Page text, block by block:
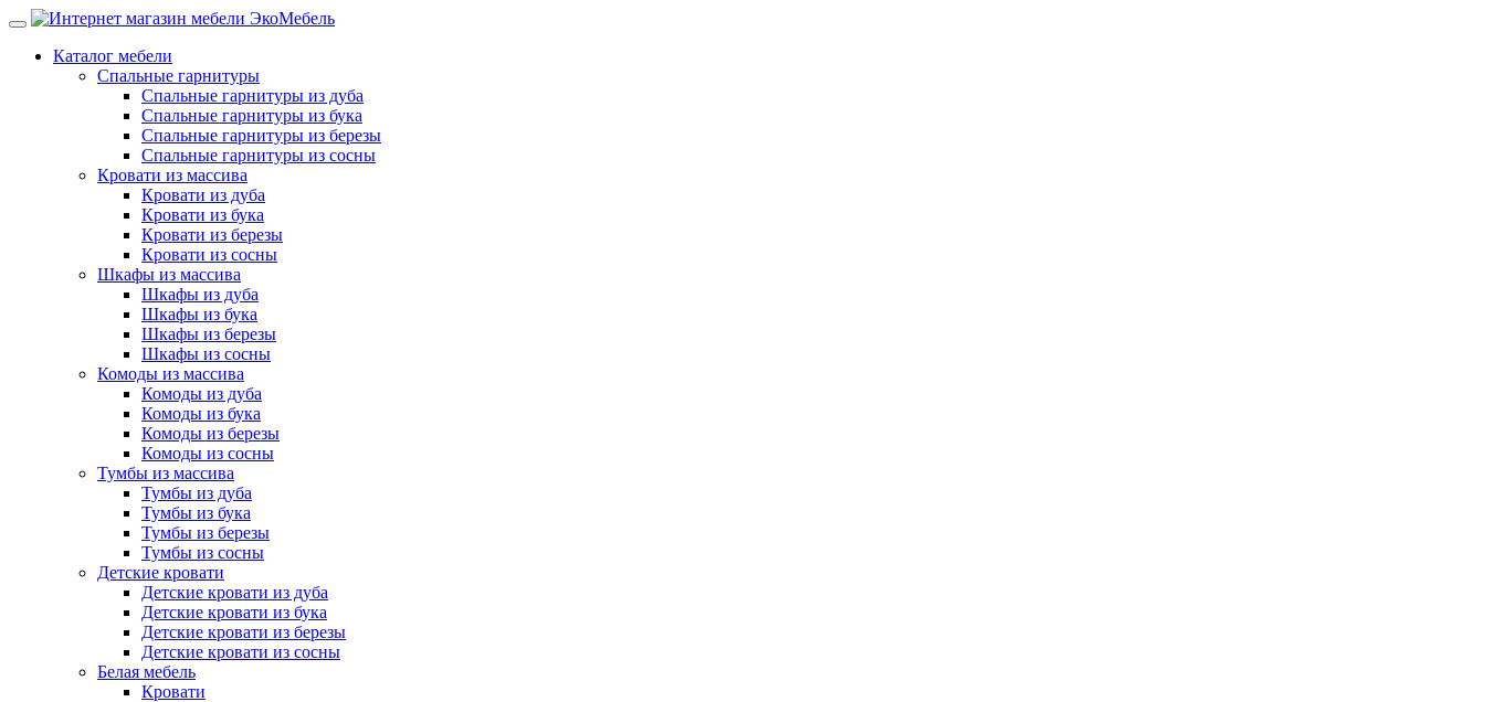
Каталог мебели
Спальные гарнитуры
Спальные гарнитуры из дуба
Спальные гарнитуры из бука
Спальные гарнитуры из березы
Спальные гарнитуры из сосны
Кровати из массива
Кровати из дуба
Кровати из бука
Кровати из березы
Кровати из сосны
Шкафы из массива
Шкафы из дуба
Шкафы из бука
Шкафы из березы
Шкафы из сосны
Комоды из массива
Комоды из дуба
Комоды из бука
Комоды из березы
Комоды из сосны
Тумбы из массива
Тумбы из дуба
Тумбы из бука
Тумбы из березы
Тумбы из сосны
Детские кровати
Детские кровати из дуба
Детские кровати из бука
Детские кровати из березы
Детские кровати из сосны
Белая мебель
Кровати